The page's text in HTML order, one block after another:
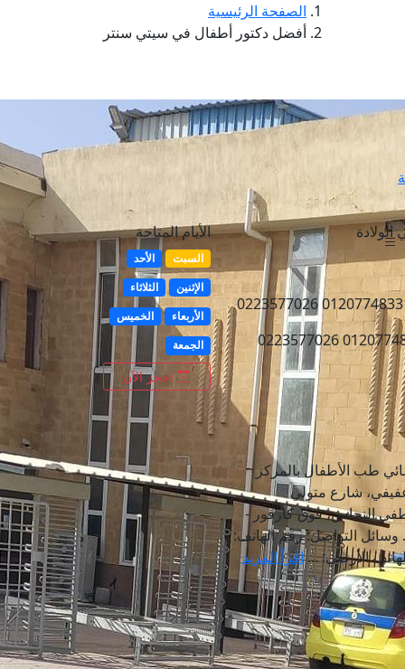
الصفحة الرئيسية
أفضل دكتور أطفال في سيتي سنتر
طب الأطفال بالمركز
العنوان: 42 أبراج عفيفي، شارع متولي
النحاس، فوق كارفور -
وسائل التواصل: رقم الهاتف:
اقرأ المزيد
الأيام المتاحة
السبت
الأحد
الإثنين
الثلاثاء
الأربعاء
الخميس
الجمعة
احجز الآن